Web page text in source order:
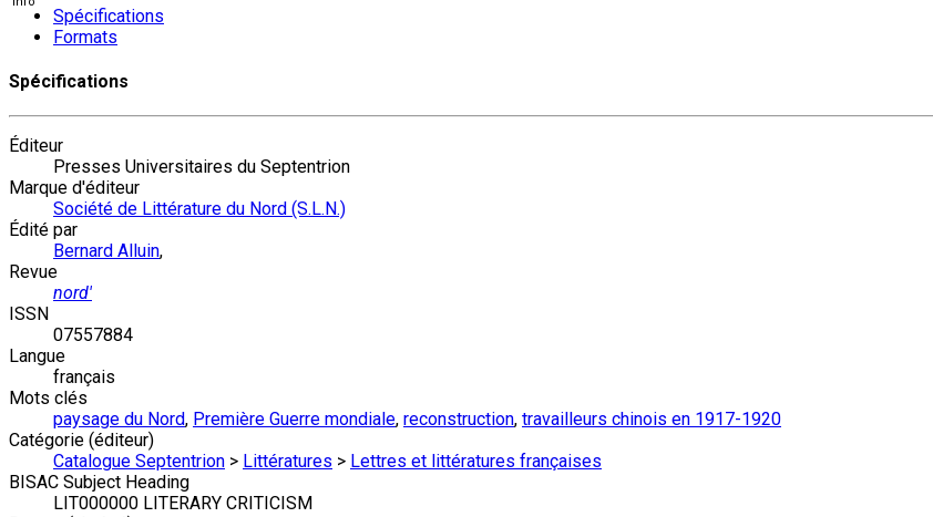
Spécifications
Formats
Spécifications
Éditeur
Presses Universitaires du Septentrion
Marque d'éditeur
Société de Littérature du Nord (S.L.N.)
Édité par
Bernard Alluin,
Revue
nord'
ISSN
07557884
Langue
français
Mots clés
paysage du Nord, Première Guerre mondiale, reconstruction, travailleurs chinois en 1917-1920
Catégorie (éditeur)
Catalogue Septentrion > Littératures > Lettres et littératures françaises
BISAC Subject Heading
LIT000000 LITERARY CRITICISM